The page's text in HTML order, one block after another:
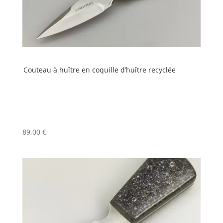
Couteau à huître en coquille d’huître recyclée
89,00 €